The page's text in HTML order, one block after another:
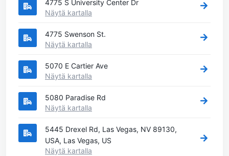
4775 S University Center Dr
Näytä kartalla
4775 Swenson St.
Näytä kartalla
5070 E Cartier Ave
Näytä kartalla
5080 Paradise Rd
Näytä kartalla
5445 Drexel Rd, Las Vegas, NV 89130,
USA, Las Vegas, US
Näytä kartalla